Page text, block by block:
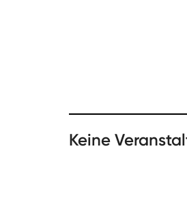
Keine